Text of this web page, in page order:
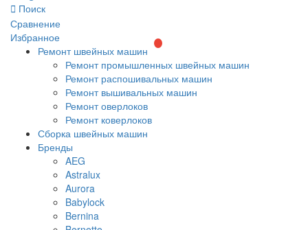
Поиск
Сравнение
Избранное
Ремонт швейных машин
Ремонт промышленных швейных машин
Ремонт распошивальных машин
Ремонт вышивальных машин
Ремонт оверлоков
Ремонт коверлоков
Сборка швейных машин
Бренды
AEG
Astralux
Aurora
Babylock
Bernina